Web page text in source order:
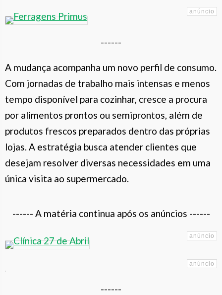
------
A mudança acompanha um novo perfil de consumo.
Com jornadas de trabalho mais intensas e menos
tempo disponível para cozinhar, cresce a procura
por alimentos prontos ou semiprontos, além de
produtos frescos preparados dentro das próprias
lojas. A estratégia busca atender clientes que
desejam resolver diversas necessidades em uma
única visita ao supermercado.
------ A matéria continua após os anúncios ------
------